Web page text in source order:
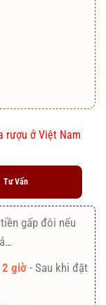
rượu ở Việt Nam
Tư Vấn
gấp đôi nếu
2 giờ - Sau khi đặt